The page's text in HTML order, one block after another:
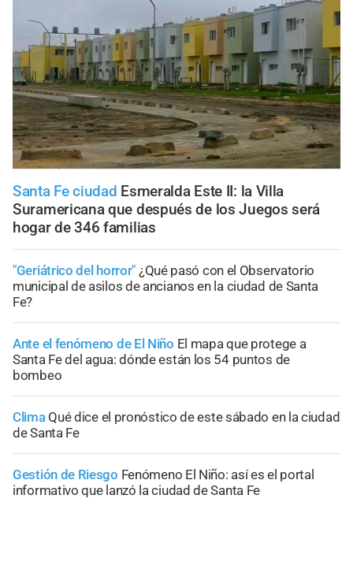
Santa Fe ciudad Esmeralda Este II: la Villa
Suramericana que después de los Juegos será
hogar de 346 familias
"Geriátrico del horror" ¿Qué pasó con el Observatorio
municipal de asilos de ancianos en la ciudad de Santa
Fe?
Ante el fenómeno de El Niño El mapa que protege a
Santa Fe del agua: dónde están los 54 puntos de
bombeo
Clima Qué dice el pronóstico de este sábado en la ciudad
de Santa Fe
Gestión de Riesgo Fenómeno El Niño: así es el portal
informativo que lanzó la ciudad de Santa Fe